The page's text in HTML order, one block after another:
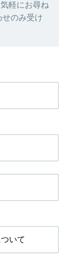
軽にお尋ね
のみ受け